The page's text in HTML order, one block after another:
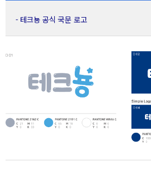
- 테크뇽 공식 국문 로고